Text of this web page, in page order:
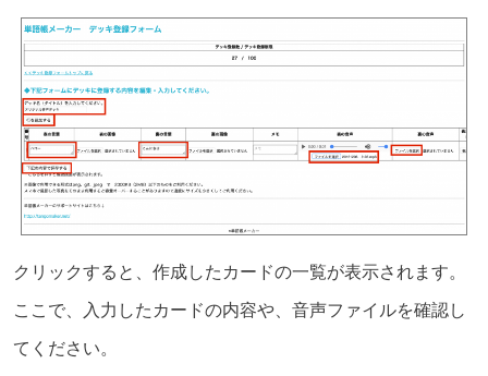
クリックすると、作成したカードの一覧が表示されます。
ここで、入力したカードの内容や、音声ファイルを確認し
てください。